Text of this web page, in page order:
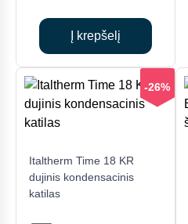
was:
€1,300.00.
Į krepšelį
-26%
Italtherm Time 18 KR
dujinis kondensacinis
katilas